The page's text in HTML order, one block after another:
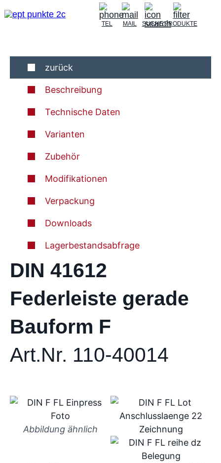
TEL MAIL SUCHEPRODUKTE
zurück
Beschreibung
Technische Daten
Varianten
Zubehör
Modifikationen
Verpackung
Downloads
Lagerbestandsabfrage
DIN 41612
Federleiste gerade
Bauform F
Art.Nr. 110-40014
Abbildung ähnlich